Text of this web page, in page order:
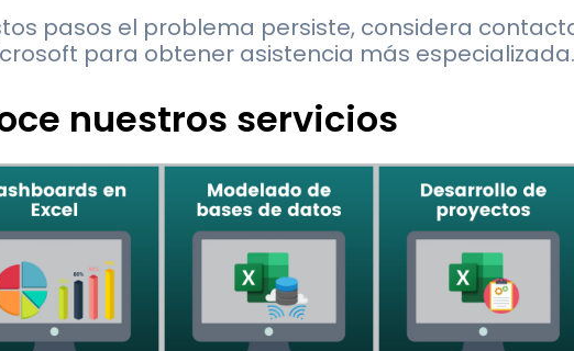
pasos el problema persiste, considera
para obtener asistencia más
nuestros servicios